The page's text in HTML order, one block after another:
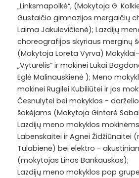
„Linksmapolkė“, (Mokytoja G.
Gustaičio gimnazijos mergaičių
Laima Jakulevičienė); Lazdijų
choreografijos skyriaus merginų
(Mokytoja Loreta Vyrva)
„Vyturėlis“ ir mokinei Lukai
Eglė Malinauskienė ); Meno
mokinei Rugilei Kubiliūtei ir jos
Česnulytei bei mokyklos - darželio
šokėjams (Mokytoja Gintarė
Lazdijų meno mokyklos
Labenskaitei ir Agnei Židžiūnaitei
Tulabienė) bei elektro -
(mokytojas Linas Bankauskas);
Lazdijų meno mokyklos pop